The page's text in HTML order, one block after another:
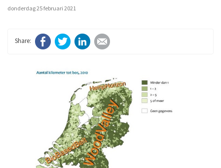
donderdag 25 februari 2021
FacebookTwitter LinkedIn